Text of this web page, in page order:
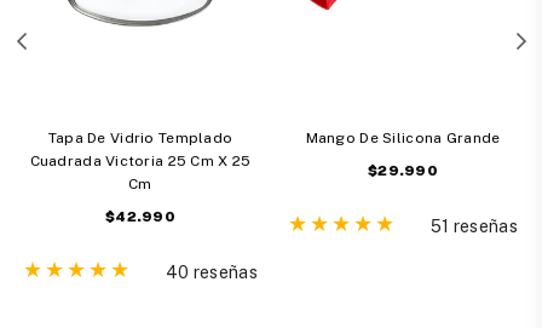
Tapa De Vidrio Templado
Cuadrada Victoria 25 Cm X 25
Cm
Precio
$42.990
40 reseñas
Mango De Silicona Grande
Precio
$29.990
51 reseñas